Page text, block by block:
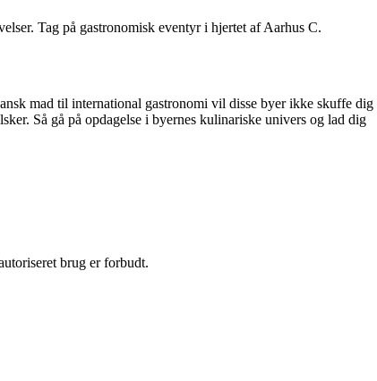
Tag på gastronomisk eventyr i hjertet af Aarhus C.
mad til international gastronomi vil disse byer ikke skuffe dig
Så gå på opdagelse i byernes kulinariske univers og lad dig
brug er forbudt.